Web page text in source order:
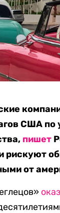
США по
пишет
рискуют
от